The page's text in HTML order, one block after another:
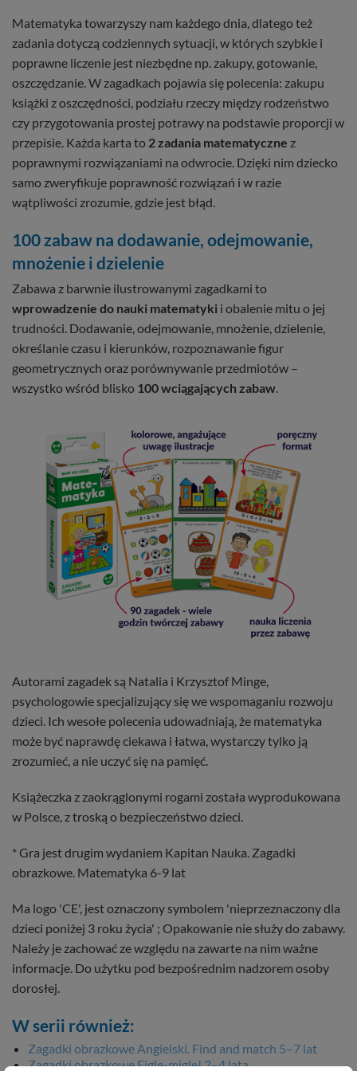
Matematyka towarzyszy nam każdego dnia, dlatego też
zadania dotyczą codziennych sytuacji, w których szybkie i
poprawne liczenie jest niezbędne np. zakupy, gotowanie,
oszczędzanie. W zagadkach pojawia się polecenia: zakupu
książki z oszczędności, podziału rzeczy między rodzeństwo
czy przygotowania prostej potrawy na podstawie proporcji w
przepisie. Każda karta to 2 zadania matematyczne z
poprawnymi rozwiązaniami na odwrocie. Dzięki nim dziecko
samo zweryfikuje poprawność rozwiązań i w razie
wątpliwości zrozumie, gdzie jest błąd.
100 zabaw na dodawanie, odejmowanie,
mnożenie i dzielenie
Zabawa z barwnie ilustrowanymi zagadkami to
wprowadzenie do nauki matematyki i obalenie mitu o jej
trudności. Dodawanie, odejmowanie, mnożenie, dzielenie,
określanie czasu i kierunków, rozpoznawanie figur
geometrycznych oraz porównywanie przedmiotów –
wszystko wśród blisko 100 wciągających zabaw
Autorami zagadek są Natalia i Krzysztof Minge,
psychologowie specjalizujący się we wspomaganiu rozwoju
dzieci. Ich wesołe polecenia udowadniają, że matematyka
może być naprawdę ciekawa i łatwa, wystarczy tylko ją
zrozumieć, a nie uczyć się na pamięć.
Książeczka z zaokrąglonymi rogami została wyprodukowana
w Polsce, z troską o bezpieczeństwo dzieci.
* Gra jest drugim wydaniem Kapitan Nauka. Zagadki
obrazkowe. Matematyka 6-9 lat
Ma logo 'CE', jest oznaczony symbolem 'nieprzeznaczony dla
dzieci poniżej 3 roku życia' ; Opakowanie nie służy do zabawy.
Należy je zachować ze względu na zawarte na nim ważne
informacje. Do użytku pod bezpośrednim nadzorem osoby
dorosłej.
W serii również:
Zagadki obrazkowe Angielski. Find and match 5–7 lat
Zagadki obrazkowe Figle-migle! 2–4 lata